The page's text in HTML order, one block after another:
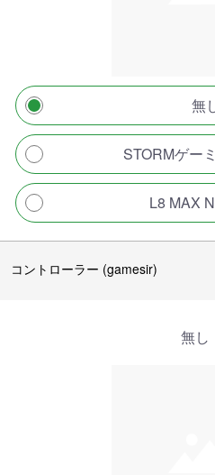
無
STORMゲー
L8 MAX
コントローラー (gamesir)
無し